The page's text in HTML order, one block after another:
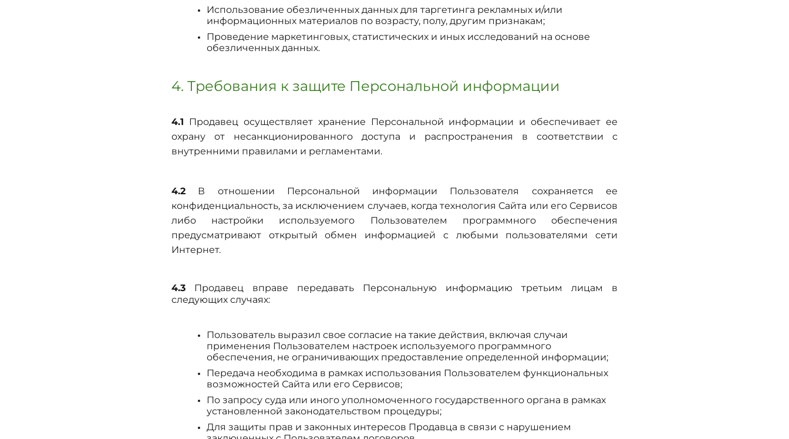
Использование обезличенных данных для таргетинга рекламных и/или
информационных материалов по возрасту, полу, другим признакам;
Проведение маркетинговых, статистических и иных исследований на основе
обезличенных данных.
4. Требования к защите Персональной информации
4.1 Продавец осуществляет хранение Персональной информации и обеспечивает ее
охрану от несанкционированного доступа и распространения в соответствии с
внутренними правилами и регламентами.
4.2 В отношении Персональной информации Пользователя сохраняется ее
конфиденциальность, за исключением случаев, когда технология Сайта или его Сервисов
либо настройки используемого Пользователем программного обеспечения
предусматривают открытый обмен информацией с любыми пользователями сети
Интернет.
4.3 Продавец вправе передавать Персональную информацию третьим лицам в
следующих случаях:
Пользователь выразил свое согласие на такие действия, включая случаи
применения Пользователем настроек используемого программного
обеспечения, не ограничивающих предоставление определенной информации;
Передача необходима в рамках использования Пользователем функциональных
возможностей Сайта или его Сервисов;
По запросу суда или иного уполномоченного государственного органа в рамках
установленной законодательством процедуры;
Для защиты прав и законных интересов Продавца в связи с нарушением